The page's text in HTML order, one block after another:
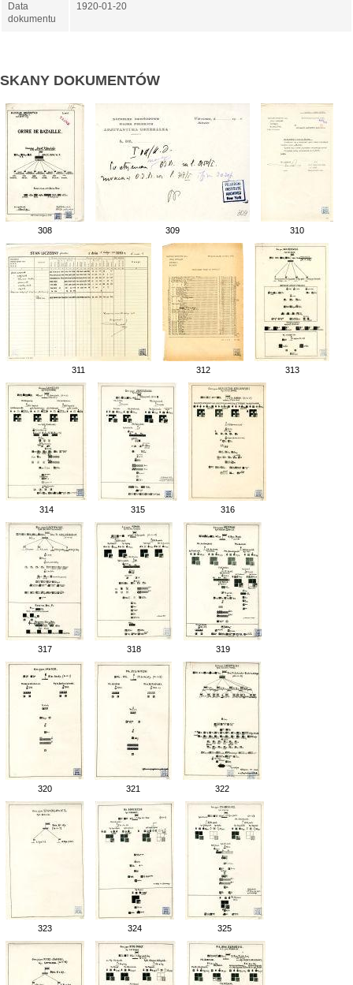
Data
dokumentu
1920-01-20
SKANY DOKUMENTÓW
308 309 310
311 312 313
314 315 316
317 318 319
320 321 322
323 324 325